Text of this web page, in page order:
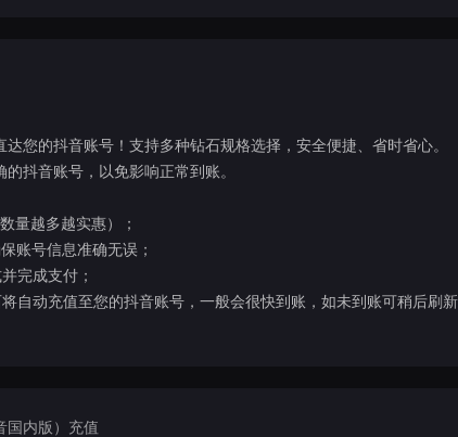
您的抖音账号！支持多种钻石规格选择，安全便捷、省时省心。
抖音账号，以免影响正常到账。
量越多越实惠）；
账号信息准确无误；
完成支付；
自动充值至您的抖音账号，一般会很快到账，如未到账可稍后刷新
国内版）充值